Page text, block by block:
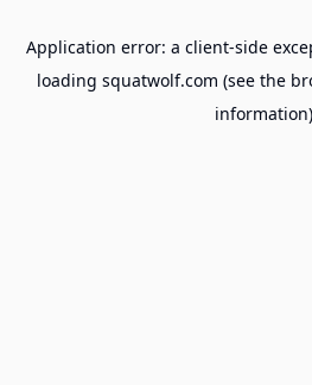
Application error: a client-side
loading squatwolf.com (see the